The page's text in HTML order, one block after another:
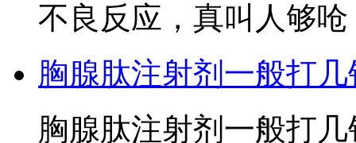
不良反应，真叫人够呛
胸腺肽注射剂一般打几
胸腺肽注射剂一般打